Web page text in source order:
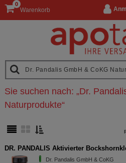
Warenkorb
0
Sie suchen nach: „Dr.
Naturprodukte“
DR. PANDALIS Aktivierter
Dr. Pandalis GmbH & CoKG